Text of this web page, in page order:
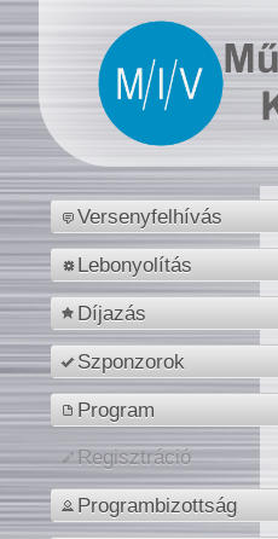
Versenyfelhívás
Lebonyolítás
Díjazás
Szponzorok
Program
Regisztráció
Programbizottság